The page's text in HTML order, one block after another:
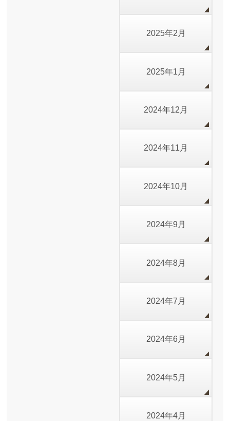
2025年2月
2025年1月
2024年12月
2024年11月
2024年10月
2024年9月
2024年8月
2024年7月
2024年6月
2024年5月
2024年4月